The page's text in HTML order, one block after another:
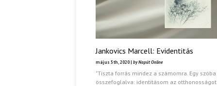
Jankovics Marcell: Evidentitás
május 5th, 2020 | by Napút Online
"Tiszta forrás mindez a számomra. Egy szóba
összefoglalva: identitásom az otthonosságot